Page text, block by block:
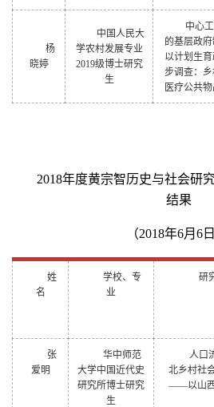
杨
晓婷
中国人民大
学农村发展专业
2019级博士研究
生
中心
的基层政
以计划生
步调查：
医疗公共物
2018年度黄宗智历史与社会研
结果
（2018年6月6
姓
名
学校、专
业
研
张
爱明
华中师范
大学中国近代史
研究所博士研究
生
人口
北乡村社
——以山